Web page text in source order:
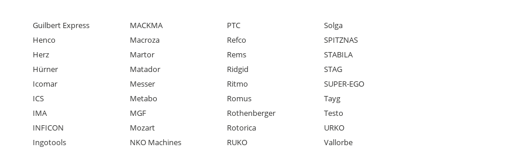
Guilbert Express
Henco
Herz
Hürner
Icomar
ICS
IMA
INFICON
Ingotools
MACKMA
Macroza
Martor
Matador
Messer
Metabo
MGF
Mozart
NKO Machines
PTC
Refco
Rems
Ridgid
Ritmo
Romus
Rothenberger
Rotorica
RUKO
Solga
SPITZNAS
STABILA
STAG
SUPER-EGO
Tayg
Testo
URKO
Vallorbe